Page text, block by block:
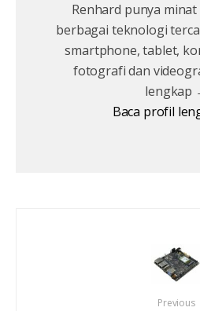
Renhard punya
berbagai teknologi
smartphone, tablet,
fotografi dan
lengkap
Baca profil
Previous